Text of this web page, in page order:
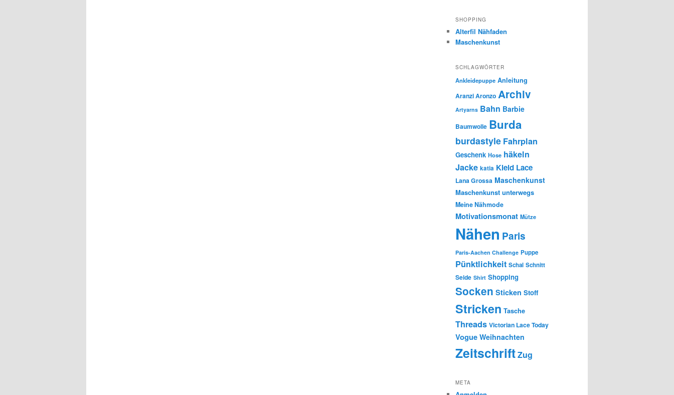
SHOPPING
Alterfil Nähfaden
Maschenkunst
SCHLAGWÖRTER
Ankleidepuppe Anleitung
Aranzi Aronzo Archiv
Artyarns Bahn Barbie
Baumwolle Burda
burdastyle Fahrplan
Geschenk Hose häkeln
Jacke katia Kleid Lace
Lana Grossa Maschenkunst
Maschenkunst unterwegs
Meine Nähmode
Motivationsmonat Mütze
Nähen Paris
Paris-Aachen Challenge Puppe
Pünktlichkeit Schal Schnitt
Seide Shirt Shopping
Socken Sticken Stoff
Stricken Tasche
Threads Victorian Lace Today
Vogue Weihnachten
ZeitschriftZug
META